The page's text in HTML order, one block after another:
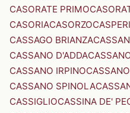
CASORATE PRIMO
CASORIACASORZO
CASSAGO BRIANZA
CASSANO D'ADDA
CASSANO IRPINO
CASSANO SPINOLA
CASSIGLIOCASSINA DE'